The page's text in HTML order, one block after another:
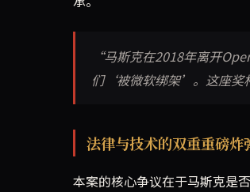
“马斯克在2018年离开
们‘被微软绑架’。这座
法律与技术的双重重磅炸
本案的核心争议在于马斯克是